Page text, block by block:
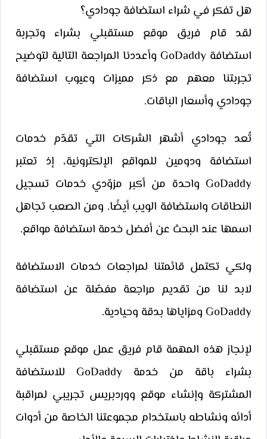
هل تفكر في شراء استضافة جودادي؟
لقد قام فريق موقع مستقبلي بشراء وتجربة
استضافة GoDaddy وأعددنا المراجعة التالية لتوضيح
تجربتنا معهم مع ذكر مميزات وعيوب استضافة
جودادي وأسعار الباقات.
تُعد جودادي أشهر الشركات التي تقدّم خدمات
استضافة ودومين للمواقع الإلكترونية، إذ تعتبر
GoDaddy واحدة من أكبر مزوّدي خدمات تسجيل
النطاقات واستضافة الويب أيضًا. ومن الصعب تجاهل
اسمها عند البحث عن أفضل خدمة استضافة مواقع.
ولكي تكتمل قائمتنا لمراجعات خدمات الاستضافة
لابد لنا من تقديم مراجعة مفصّلة عن استضافة
GoDaddy ومزاياها بدقة وحيادية.
لإنجاز هذه المهمة قام فريق عمل موقع مستقبلي
بشراء باقة من خدمة GoDaddy للاستضافة
المشتركة وإنشاء موقع ووردبريس تجريبي لمراقبة
أدائه ونشاطه باستخدام مجموعتنا الخاصة من أدوات